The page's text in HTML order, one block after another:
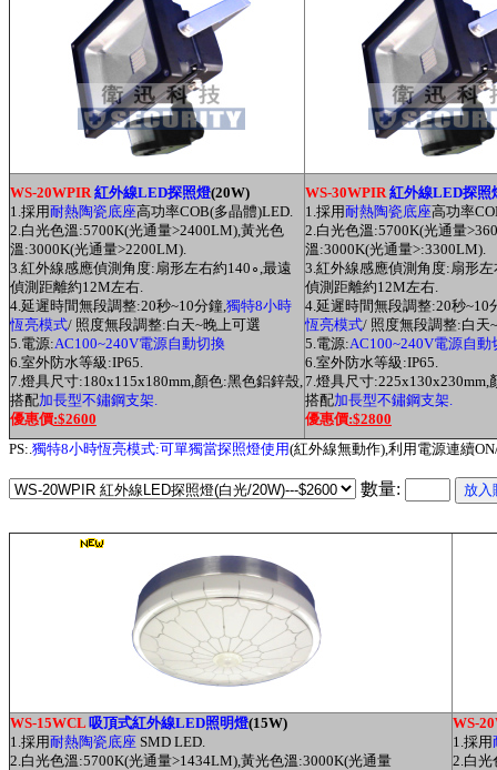
WS-20WPIR 紅外線LED探照燈(20W)
1.採用耐熱陶瓷底座高功率COB(多晶體)LED.
2.白光色溫:5700K(光通量>2400LM),黃光色
溫:3000K(光通量>2200LM).
3.紅外線感應偵測角度:扇形左右約140 ∘,最遠
偵測距離約12M左右.
4.延遲時間無段調整:20秒~10分鐘,獨特8小時
恆亮模式/ 照度無段調整:白天~晚上可選
5.電源:AC100~240V電源自動切換
6.室外防水等級:IP65.
7.燈具尺寸:180x115x180mm,顏色:黑色鋁鋅殼,
搭配加長型不鏽鋼支架.
優惠價:$2600
WS-30WPIR 紅外線LED探照
1.採用耐熱陶瓷底座高功率
2.白光色溫:5700K(光通量>
溫:3000K(光通量>:3300LM).
3.紅外線感應偵測角度:扇形左
偵測距離約12M左右.
4.延遲時間無段調整:20秒~10
恆亮模式/ 照度無段調整:白天
5.電源:AC100~240V電源自動
6.室外防水等級:IP65.
7.燈具尺寸:225x130x230mm,
搭配加長型不鏽鋼支架.
優惠價:$2800
PS:.獨特8小時恆亮模式:可單獨當探照燈使用(紅外線無動作),利用電源連續
數量:
WS-15WCL 吸頂式紅外線LED照明燈(15W)
1.採用耐熱陶瓷底座 SMD LED.
2.白光色溫:5700K(光通量>1434LM),黃光色溫:3000K(光通量
WS-
1.採用
2.白光